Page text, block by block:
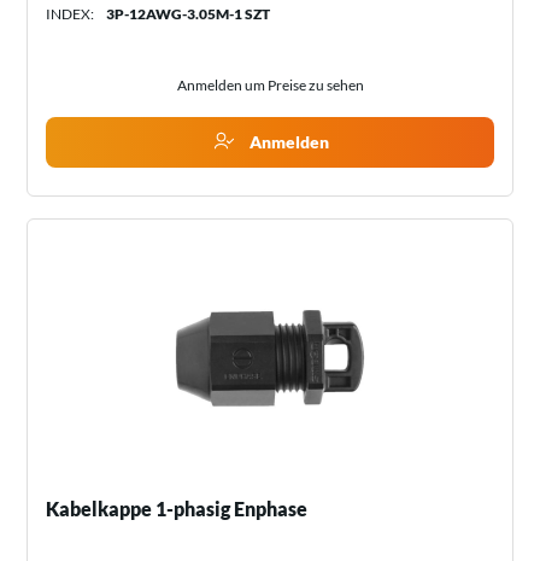
INDEX: 3P-12AWG-3.05M-1 SZT
Anmelden um Preise zu sehen
Anmelden
Kabelkappe 1-phasig Enphase